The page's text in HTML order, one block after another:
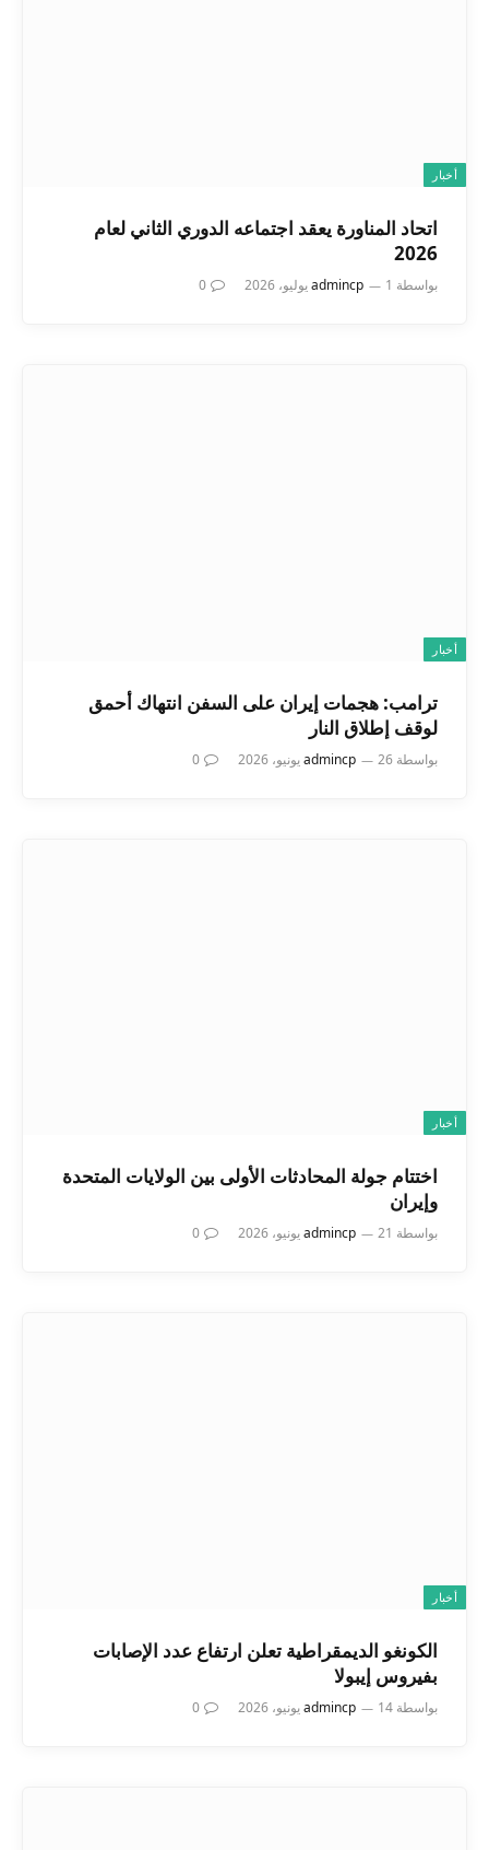
أخبار
اتحاد المناورة يعقد اجتماعه الدوري الثاني لعام
2026
بواسطة admincp 1 يوليو، 2026 0
أخبار
ترامب: هجمات إيران على السفن انتهاك أحمق
لوقف إطلاق النار
بواسطة admincp 26 يونيو، 2026 0
أخبار
اختتام جولة المحادثات الأولى بين الولايات المتحدة
وإيران
بواسطة admincp 21 يونيو، 2026 0
أخبار
الكونغو الديمقراطية تعلن ارتفاع عدد الإصابات
بفيروس إيبولا
بواسطة admincp 14 يونيو، 2026 0